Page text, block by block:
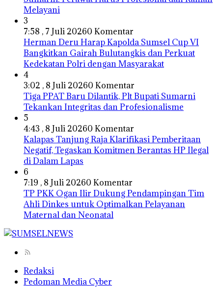
Melayani
3
7:58 , 7 Juli 20260 Komentar
Herman Deru Harap Kapolda Sumsel Cup VI
Bangkitkan Gairah Bulutangkis dan Perkuat
Kedekatan Polri dengan Masyarakat
4
3:02 , 8 Juli 20260 Komentar
Tiga PPAT Baru Dilantik, Plt Bupati Sumarni
Tekankan Integritas dan Profesionalisme
5
4:43 , 8 Juli 20260 Komentar
Kalapas Tanjung Raja Klarifikasi Pemberitaan
Negatif, Tegaskan Komitmen Berantas HP Ilegal
di Dalam Lapas
6
7:19 , 8 Juli 20260 Komentar
TP PKK Ogan Ilir Dukung Pendampingan Tim
Ahli Dinkes untuk Optimalkan Pelayanan
Maternal dan Neonatal
Redaksi
Pedoman Media Cyber